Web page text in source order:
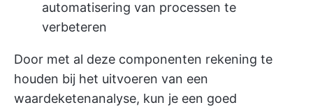
automatisering van processen te
verbeteren
Door met al deze componenten rekening te
houden bij het uitvoeren van een
waardeketenanalyse, kun je een goed